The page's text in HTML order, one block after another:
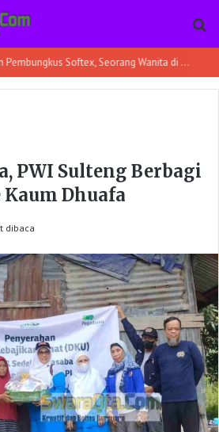
Ada Sabu-Sabu Dalam Pembungkus Softex, Seorang Wanita di Poso Pesisir Bersama Temannya Ditangkap
PWI Sulteng Berbagi
Dhuafa
dibaca